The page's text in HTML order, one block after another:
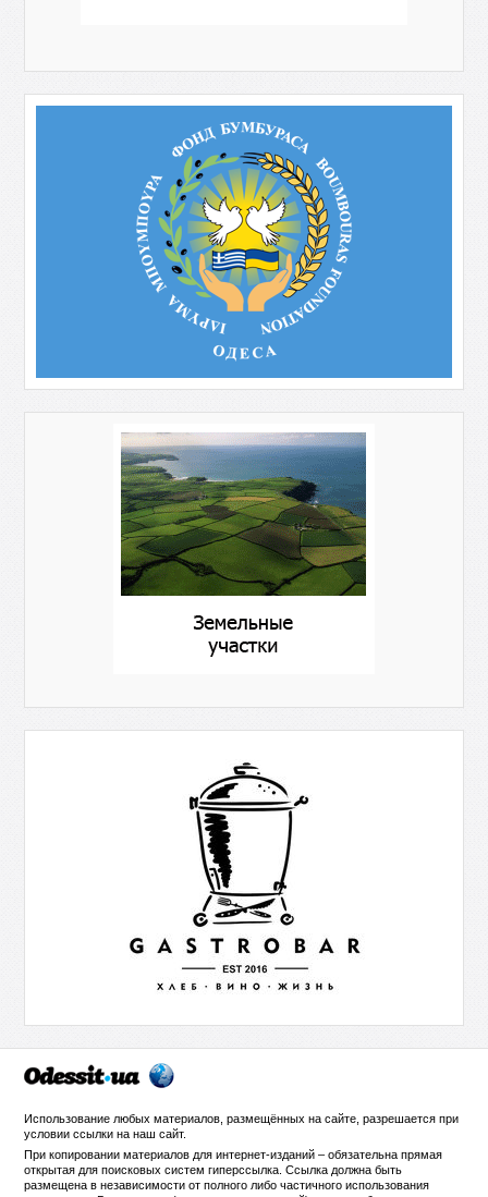
Использование любых материалов, размещённых на сайте, разрешается при
условии ссылки нанаш сайт.
При копировании материалов для интернет-изданий – обязательна прямая
открытая для поисковых систем гиперссылка. Ссылка должна быть
размещена в независимости от полного либо частичного использования